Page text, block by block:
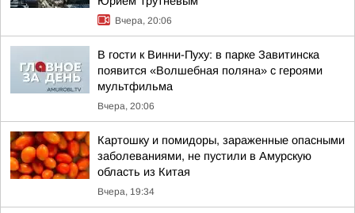
Вчера, 20:06
В гости к Винни-Пуху: в парке Завитинска
появится «Волшебная поляна» с героями
мультфильма
Вчера, 20:06
Картошку и помидоры, зараженные опасными
заболеваниями, не пустили в Амурскую
область из Китая
Вчера, 19:34